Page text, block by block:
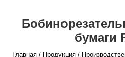
бумаги
Главная / Продукция /